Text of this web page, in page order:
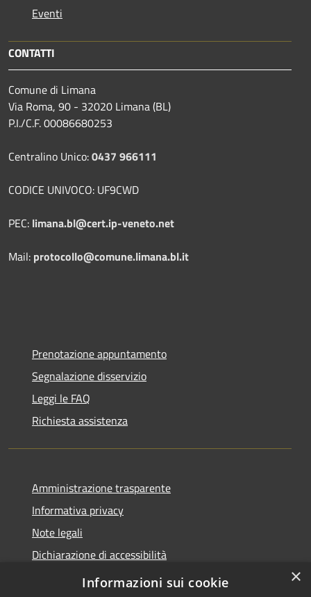
Eventi
CONTATTI
Comune di Limana
Via Roma, 90 - 32020 Limana (BL)
P.I./C.F. 00086680253
Centralino Unico:0437 966111
CODICE UNIVOCO: UF9CWD
PEC: limana.bl@cert.ip-veneto.net
Mail: protocollo@comune.limana.bl.it
Prenotazione appuntamento
Segnalazione disservizio
Leggi le FAQ
Richiesta assistenza
Amministrazione trasparente
Informativa privacy
Note legali
Dichiarazione di accessibilità
Moduli Privacy Amministrazione trasparente
×
Informazioni sui cookie